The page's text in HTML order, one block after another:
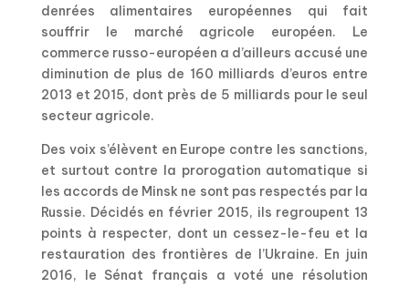
denrées alimentaires européennes qui fait
souffrir le marché agricole européen. Le
commerce russo-européen a d’ailleurs accusé une
diminution de plus de 160 milliards d’euros entre
2013 et 2015, dont près de 5 milliards pour le seul
secteur agricole.
Des voix s’élèvent en Europe contre les sanctions,
et surtout contre la prorogation automatique si
les accords de Minsk ne sont pas respectés par la
Russie. Décidés en février 2015, ils regroupent 13
points à respecter, dont un cessez-le-feu et la
restauration des frontières de l’Ukraine. En juin
2016, le Sénat français a voté une résolution